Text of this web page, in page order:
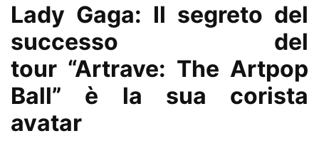
Lady Gaga: Il segreto del
successo del
tour “Artrave: The Artpop
Ball” è la sua corista
avatar